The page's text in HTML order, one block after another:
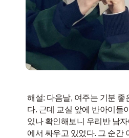
해설: 다음날, 여주는 기분 좋
다. 근데 교실 앞에 반아이들
있나 확인해보니 우리반 남
에서 싸우고 있었다. 그 순간